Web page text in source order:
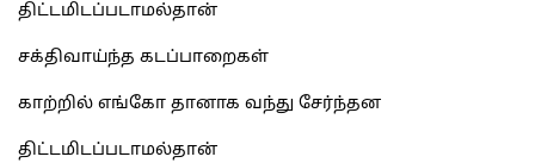
திட்டமிடப்படாமல்தான்
சக்திவாய்ந்த கடப்பாறைகள்
காற்றில் எங்கோ தானாக வந்து சேர்ந்தன
திட்டமிடப்படாமல்தான்